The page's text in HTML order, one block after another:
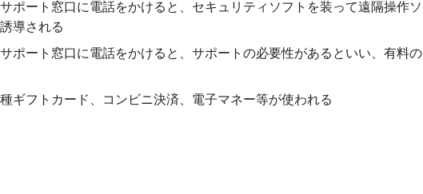
ポート窓口に電話をかけると、セキュリティソフトを装って遠隔操作ソ
導される
ポート窓口に電話をかけると、サポートの必要性があるといい、有料の
ギフトカード、コンビニ決済、電子マネー等が使われる